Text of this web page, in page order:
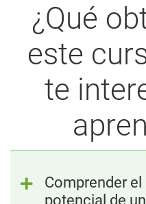
¿Qué
este
te
Comprender el
potencial de